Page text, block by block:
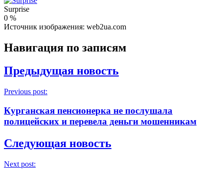
Surprise
0 %
Источник изображения: web2ua.com
Навигация по записям
Предыдущая новость
Previous post:
Курганская пенсионерка не послушала
полицейских и перевела деньги мошенникам
Следующая новость
Next post: